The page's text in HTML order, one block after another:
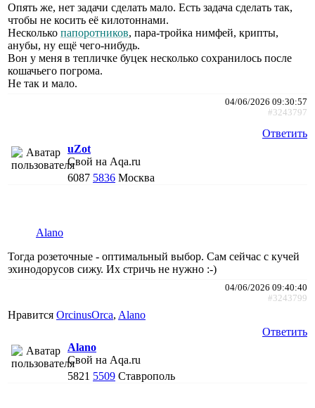
Опять же, нет задачи сделать мало. Есть задача сделать так,
чтобы не косить её килотоннами.
Несколько папоротников, пара-тройка нимфей, крипты,
анубы, ну ещё чего-нибудь.
Вон у меня в тепличке буцек несколько сохранилось после
кошачьего погрома.
Не так и мало.
04/06/2026 09:30:57
#3243797
Ответить
uZot
Свой на Aqa.ru
6087 5836 Москва
Alano
Тогда розеточные - оптимальный выбор. Сам сейчас с кучей
эхинодорусов сижу. Их стричь не нужно :-)
04/06/2026 09:40:40
#3243799
Нравится ОrcinusОrca, Alano
Ответить
Alano
Свой на Aqa.ru
5821 5509 Ставрополь